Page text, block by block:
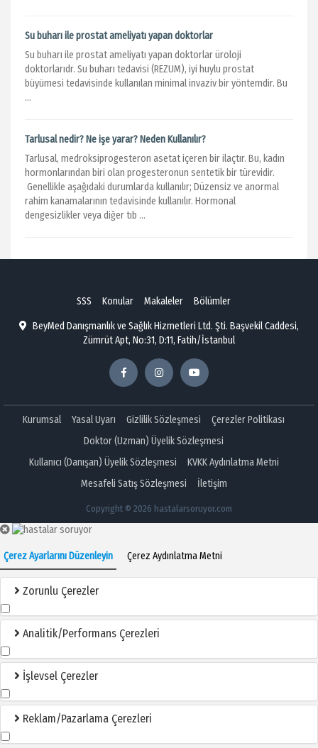
Su buharı ile prostat ameliyatı yapan doktorlar
Su buharı ile prostat ameliyatı yapan doktorlar üroloji
doktorlarıdr. Su buharı tedavisi (REZUM), iyi huylu prostat
büyümesi tedavisinde kullanılan minimal invaziv bir yöntemdir. Bu
...
Tarlusal nedir? Ne işe yarar? Neden Kullanılır?
Tarlusal, medroksiprogesteron asetat içeren bir ilaçtır. Bu, kadın
hormonlarından biri olan progesteronun sentetik bir türevidir.
Genellikle aşağıdaki durumlarda kullanılır; Düzensiz ve anormal
rahim kanamalarının tedavisinde kullanılır. Hormonal
dengesizlikler veya diğer tıb ...
SSS Konular Makaleler Bölümler
BeyMed Danışmanlık ve Sağlık Hizmetleri Ltd. Şti. Başvekil Caddesi,
Zümrüt Apt, No:31, D:11, Fatih/İstanbul
Kurumsal Yasal Uyarı Gizlilik Sözleşmesi
Çerezler Politikası
Doktor (Uzman) Üyelik Sözleşmesi
Kullanıcı (Danışan) Üyelik Sözleşmesi
KVKK Aydınlatma Metni
Mesafeli Satış Sözleşmesi
İletişim
Copyright © 2026 hastalarsoruyor.com
Çerez Ayarlarını Düzenleyin Çerez Aydınlatma Metni
Zorunlu Çerezler
Analitik/Performans Çerezleri
İşlevsel Çerezler
Reklam/Pazarlama Çerezleri